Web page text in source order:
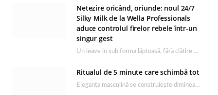
Netezire oricând, oriunde: noul 24/7
Silky Milk de la Wella Professionals
aduce controlul firelor rebele într-un
singur gest
Un leave in sub forma lăptoasă, fără clătire care completează rutina Ultimate Smooth și transformă…
Ritualul de 5 minute care schimbă tot
Eleganța masculină se construiește dimineața, în câteva minute și cu produsele potrivite. O rutină de…